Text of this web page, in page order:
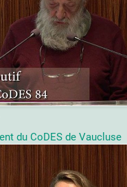
du CoDES de Vaucluse